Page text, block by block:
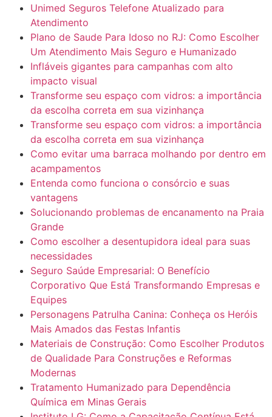
Unimed Seguros Telefone Atualizado para
Atendimento
Plano de Saude Para Idoso no RJ: Como Escolher
Um Atendimento Mais Seguro e Humanizado
Infláveis gigantes para campanhas com alto
impacto visual
Transforme seu espaço com vidros: a importância
da escolha correta em sua vizinhança
Transforme seu espaço com vidros: a importância
da escolha correta em sua vizinhança
Como evitar uma barraca molhando por dentro em
acampamentos
Entenda como funciona o consórcio e suas
vantagens
Solucionando problemas de encanamento na Praia
Grande
Como escolher a desentupidora ideal para suas
necessidades
Seguro Saúde Empresarial: O Benefício
Corporativo Que Está Transformando Empresas e
Equipes
Personagens Patrulha Canina: Conheça os Heróis
Mais Amados das Festas Infantis
Materiais de Construção: Como Escolher Produtos
de Qualidade Para Construções e Reformas
Modernas
Tratamento Humanizado para Dependência
Química em Minas Gerais